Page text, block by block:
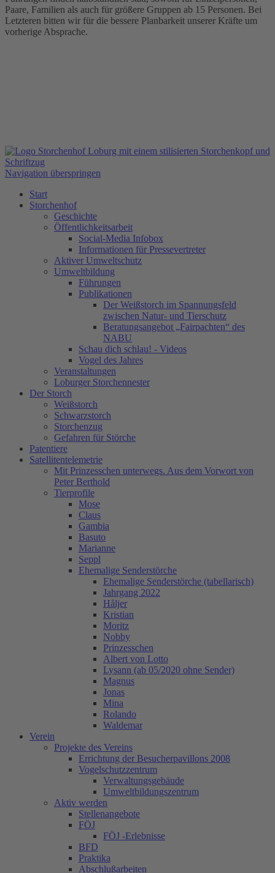
Paare, Familien als auch für größere Gruppen ab 15 Personen. Bei
Letzteren bitten wir für die bessere Planbarkeit unserer Kräfte um
vorherige Absprache.
Navigation überspringen
Start
Storchenhof
Geschichte
Öffentlichkeitsarbeit
Social-Media Infobox
Informationen für Pressevertreter
Aktiver Umweltschutz
Umweltbildung
Führungen
Publikationen
Der Weißstorch im Spannungsfeld
zwischen Natur- und Tierschutz
Beratungsangebot „Fairpachten“ des
NABU
Schau dich schlau! - Videos
Vogel des Jahres
Veranstaltungen
Loburger Storchennester
Der Storch
Weißstorch
Schwarzstorch
Storchenzug
Gefahren für Störche
Patentiere
Satellitentelemetrie
Mit Prinzesschen unterwegs. Aus dem Vorwort von
Peter Berthold
Tierprofile
Mose
Claus
Gambia
Basuto
Marianne
Seppl
Ehemalige Senderstörche
Ehemalige Senderstörche (tabellarisch)
Jahrgang 2022
Håljer
Kristian
Moritz
Nobby
Prinzesschen
Albert von Lotto
Lysann (ab 05/2020 ohne Sender)
Magnus
Jonas
Mina
Rolando
Waldemar
Verein
Projekte des Vereins
Errichtung der Besucherpavillons 2008
Vogelschutzzentrum
Verwaltungsgebäude
Umweltbildungszentrum
Aktiv werden
Stellenangebote
FÖJ
FÖJ -Erlebnisse
BFD
Praktika
Abschlußarbeiten